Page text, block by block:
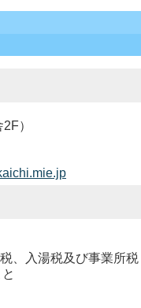
）
、入湯税及び事業所税